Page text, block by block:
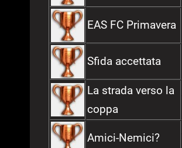
EAS FC Primavera
Sfida accettata
La strada verso la
coppa
Amici-Nemici?